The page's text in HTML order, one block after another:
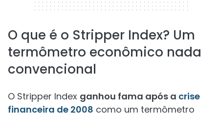
O que é o Stripper Index? Um
termômetro econômico nada
convencional
O Stripper Index ganhou fama após a crise
financeira de 2008 como um termômetro